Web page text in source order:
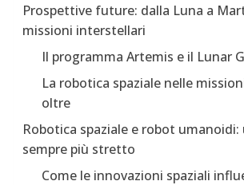
Prospettive future: dalla Luna a
missioni interstellari
Il programma Artemis e il Lunar
La robotica spaziale nelle
oltre
Robotica spaziale e robot
sempre più stretto
Come le innovazioni spaziali